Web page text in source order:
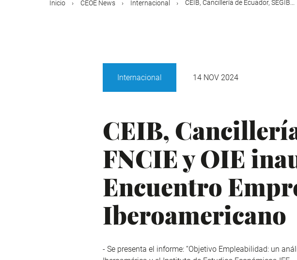
Inicio CEOE News Internacional CEIB, Cancillería de Ecuador, SEGIB...
Internacional 14 NOV 2024
CEIB,
FNCIE y OIE
Encuentro
Iberoamericano
- Se presenta el informe: “Objetivo Empleabilidad: un